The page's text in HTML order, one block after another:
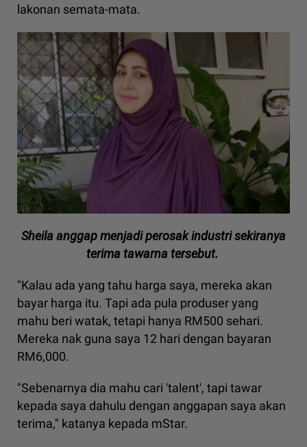
lakonan semata-mata.
Sheila anggap menjadi perosak industri sekiranya
terima tawarna tersebut.
"Kalau ada yang tahu harga saya, mereka akan
bayar harga itu. Tapi ada pula produser yang
mahu beri watak, tetapi hanya RM500 sehari.
Mereka nak guna saya 12 hari dengan bayaran
RM6,000.
"Sebenarnya dia mahu cari 'talent', tapi tawar
kepada saya dahulu dengan anggapan saya akan
terima," katanya kepada mStar.